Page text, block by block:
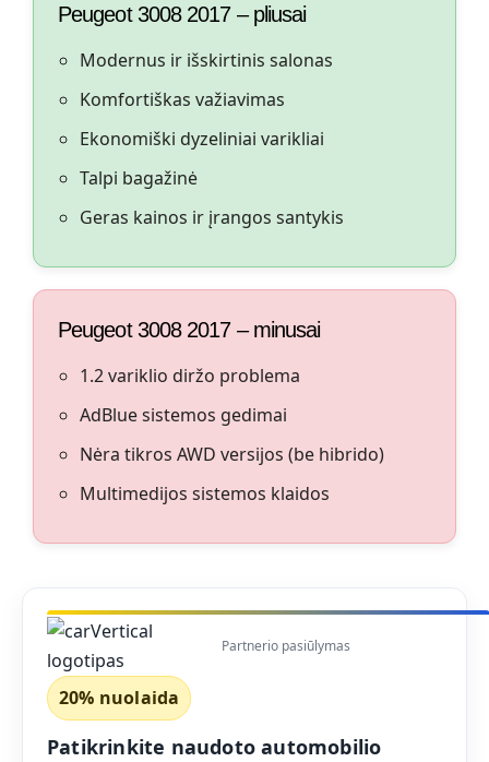
Peugeot 3008 2017 – pliusai
Modernus ir išskirtinis salonas
Komfortiškas važiavimas
Ekonomiški dyzeliniai varikliai
Talpi bagažinė
Geras kainos ir įrangos santykis
Peugeot 3008 2017 – minusai
1.2 variklio diržo problema
AdBlue sistemos gedimai
Nėra tikros AWD versijos (be hibrido)
Multimedijos sistemos klaidos
Partnerio pasiūlymas
20% nuolaida
Patikrinkite naudoto automobilio